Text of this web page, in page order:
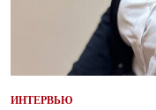
ИНТЕРВЬЮ